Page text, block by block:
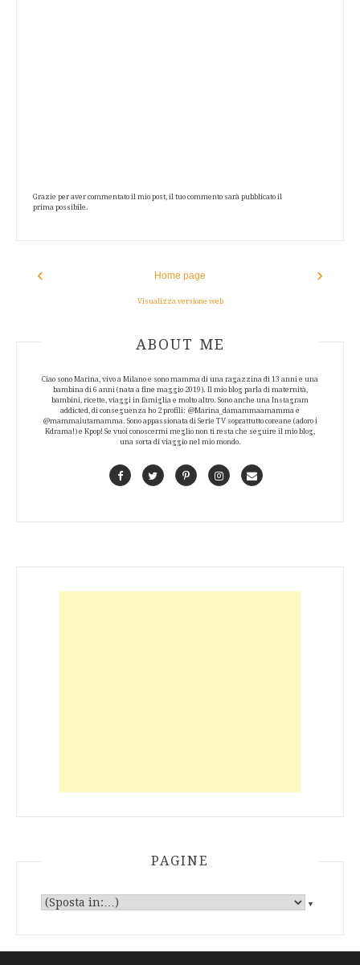
Grazie per aver commentato il mio post, il tuo commento sarà pubblicato il
prima possibile.
‹ ›
Home page
Visualizza versione web
ABOUT AUTHOR
ABOUT ME
Ciao sono Marina, vivo a Milano e sono mamma di una ragazzina di 13 anni e una
bambina di 6 anni (nata a fine maggio 2019). Il mio blog parla di maternità,
bambini, ricette, viaggi in famiglia e molto altro. Sono anche una Instagram
addicted, di conseguenza ho 2 profili: @Marina_damammaamamma e
@mammaiutamamma. Sono appassionata di Serie TV soprattutto coreane (adoro i
Kdrama!) e Kpop! Se vuoi conoscermi meglio non ti resta che seguire il mio blog,
una sorta di viaggio nel mio mondo.
FacebookTwitterPinterestInstagramContact
PAGINE
▼